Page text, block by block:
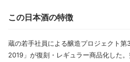
この日本酒の特徴
蔵の若手社員による醸造プロジェクト
2019」が復刻・レギュラー商品化した